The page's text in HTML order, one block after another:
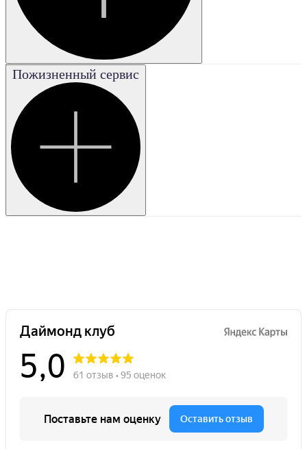
Fair
Удовле-
творительная
Very good
Пожизненный сервис